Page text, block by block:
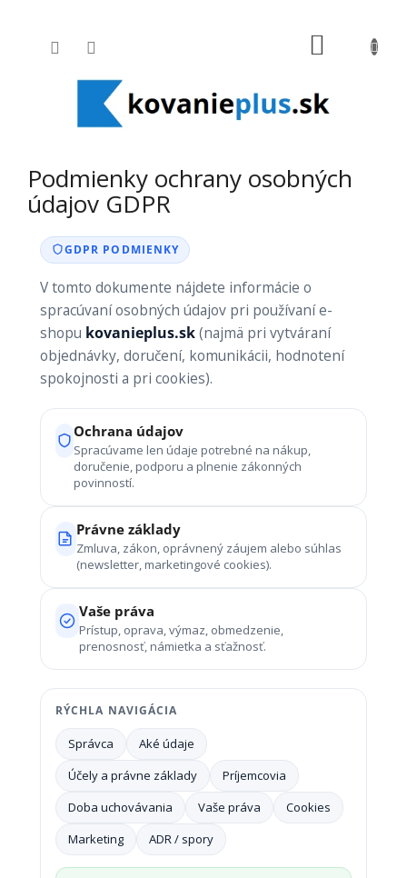
Podmienky ochrany osobných
údajov GDPR
GDPR PODMIENKY
V tomto dokumente nájdete informácie o
spracúvaní osobných údajov pri používaní e-
shopu kovanieplus.sk(najmä pri vytváraní
objednávky, doručení, komunikácii, hodnotení
spokojnosti a pri cookies).
Ochrana údajov
Spracúvame len údaje potrebné na nákup,
doručenie, podporu a plnenie zákonných
povinností.
Právne základy
Zmluva, zákon, oprávnený záujem alebo súhlas
(newsletter, marketingové cookies).
Vaše práva
Prístup, oprava, výmaz, obmedzenie,
prenosnosť, námietka a sťažnosť.
RÝCHLA NAVIGÁCIA
Správca
Aké údaje
Účely a právne základy
Príjemcovia
Doba uchovávania
Vaše práva
Cookies
Marketing
ADR / spory